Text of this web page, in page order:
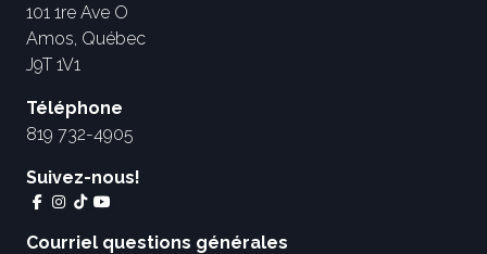
101 1re Ave O
Amos, Québec
J9T 1V1
Téléphone
819 732-4905
Suivez-nous!
Courriel questions générales